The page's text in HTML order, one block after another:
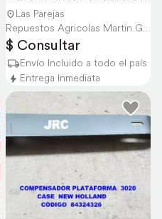
Marcas Consúltanos
Las Parejas
Repuestos Agricolas Martin Gorr S.R.L.
$ Consultar
Envío Incluido a todo el país
Entrega Inmediata